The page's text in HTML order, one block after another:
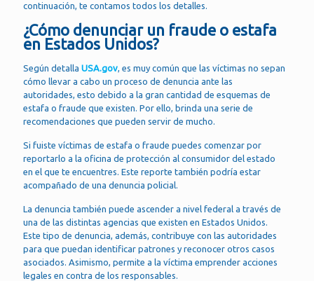
continuación, te contamos todos los detalles.
¿Cómo denunciar un fraude o estafa
en Estados Unidos?
Según detalla USA.gov, es muy común que las víctimas no sepan
cómo llevar a cabo un proceso de denuncia ante las
autoridades, esto debido a la gran cantidad de esquemas de
estafa o fraude que existen. Por ello, brinda una serie de
recomendaciones que pueden servir de mucho.
Si fuiste víctimas de estafa o fraude puedes comenzar por
reportarlo a la oficina de protección al consumidor del estado
en el que te encuentres. Este reporte también podría estar
acompañado de una denuncia policial.
La denuncia también puede ascender a nivel federal a través de
una de las distintas agencias que existen en Estados Unidos.
Este tipo de denuncia, además, contribuye con las autoridades
para que puedan identificar patrones y reconocer otros casos
asociados. Asimismo, permite a la víctima emprender acciones
legales en contra de los responsables.